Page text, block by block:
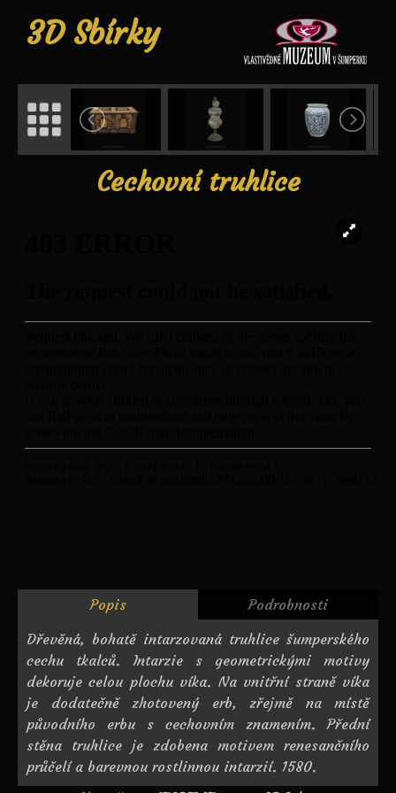
3D Sbírky
Cechovní truhlice
Popis
Podrobnosti
Dřevěná, bohatě intarzovaná truhlice šumperského
cechu tkalců. Intarzie s geometrickými motivy
dekoruje celou plochu víka. Na vnitřní straně víka
je dodatečně zhotovený erb, zřejmě na místě
původního erbu s cechovním znamením. Přední
stěna truhlice je zdobena motivem renesančního
průčelí a barevnou rostlinnou intarzií. 1580.